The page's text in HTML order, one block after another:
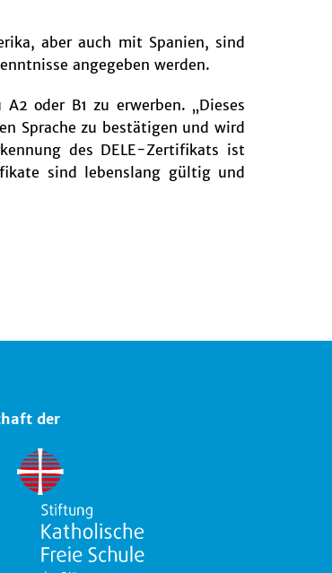
aber auch mit Spanien, sind
angegeben werden.
oder B1 zu erwerben. „Dieses
Sprache zu bestätigen und wird
des DELE-Zertifikats ist
sind lebenslang gültig und
der